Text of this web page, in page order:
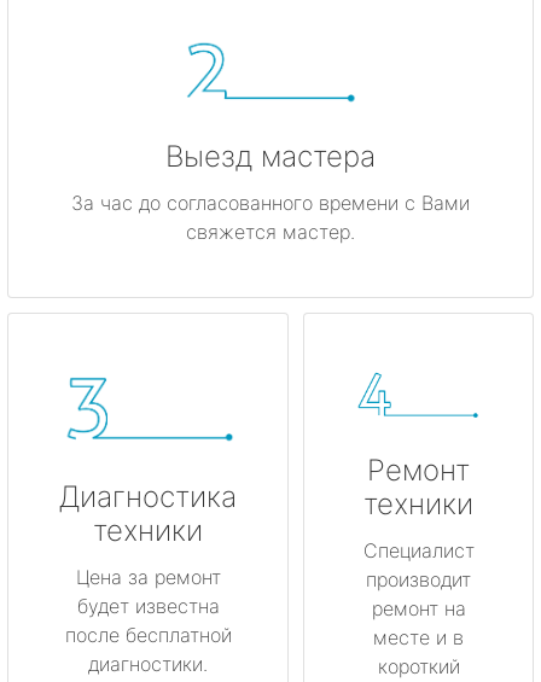
Выезд мастера
За час до согласованного времени с Вами
свяжется мастер.
Диагностика
техники
Цена за ремонт
будет известна
после бесплатной
диагностики.
Ремонт
техники
Специалист
производит
ремонт на
месте и в
короткий